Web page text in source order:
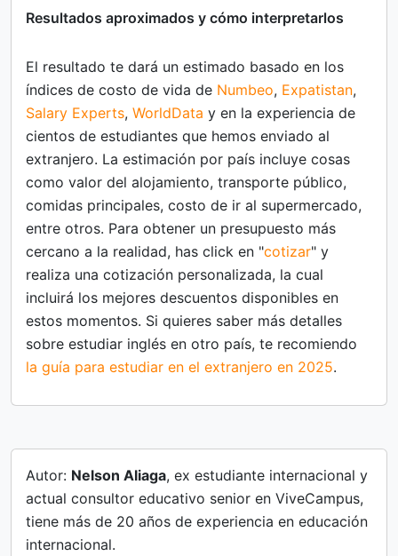
Resultados aproximados y cómo interpretarlos
El resultado te dará un estimado basado en los
índices de costo de vida de Numbeo, Expatistan,
Salary Experts, WorldData y en la experiencia de
cientos de estudiantes que hemos enviado al
extranjero. La estimación por país incluye cosas
como valor del alojamiento, transporte público,
comidas principales, costo de ir al supermercado,
entre otros. Para obtener un presupuesto más
cercano a la realidad, has click en "cotizar" y
realiza una cotización personalizada, la cual
incluirá los mejores descuentos disponibles en
estos momentos. Si quieres saber más detalles
sobre estudiar inglés en otro país, te recomiendo
la guía para estudiar en el extranjero en 2025.
Autor: Nelson Aliaga, ex estudiante internacional y
actual consultor educativo senior en ViveCampus,
tiene más de 20 años de experiencia en educación
internacional.